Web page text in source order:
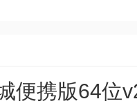
便携版64位